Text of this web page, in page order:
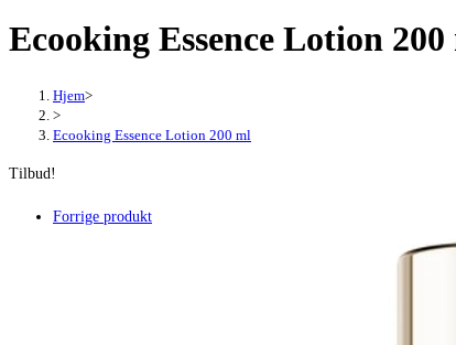
249,95 kr..179,95 kr..
Ecooking Essence Lotion 200
Hjem>
>
Ecooking Essence Lotion 200 ml
Tilbud!
Forrige produkt